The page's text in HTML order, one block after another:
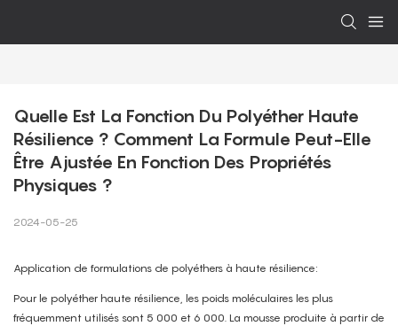
Quelle Est La Fonction Du Polyéther Haute
Résilience ? Comment La Formule Peut-Elle
Être Ajustée En Fonction Des Propriétés
Physiques ?
2024-05-25
Application de formulations de polyéthers à haute résilience:
Pour le polyéther haute résilience, les poids moléculaires les plus
fréquemment utilisés sont 5 000 et 6 000. La mousse produite à partir de